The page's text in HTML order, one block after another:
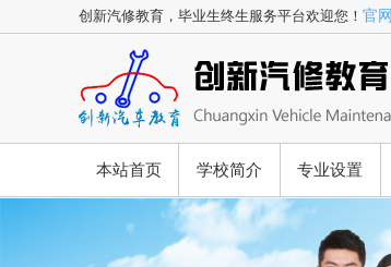
创新汽修教育，毕业生终生服务平台欢迎您！ 官网
本站首页 学校简介 专业设置